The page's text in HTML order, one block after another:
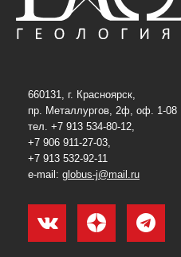
660131, г. Красноярск,
пр. Металлургов, 2ф, оф. 1-08
тел. +7 913 534-80-12,
+7 906 911-27-03,
+7 913 532-92-11
e-mail: globus-j@mail.ru